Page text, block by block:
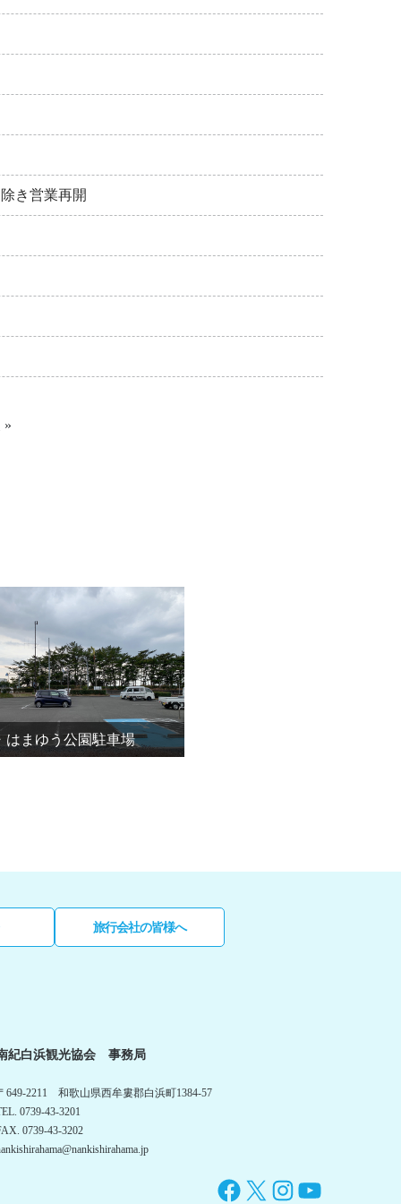
き営業再開
»
はまゆう公園駐車場
旅行会社の皆様へ
紀白浜観光協会 事務局
649-2211 和歌山県西牟婁郡白浜町1384-57
0739-43-3201
0739-43-3202
Facebook X Instagram YouTube